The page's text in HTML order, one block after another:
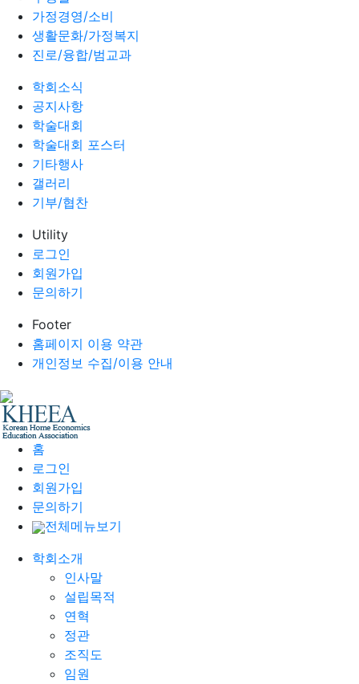
가정경영/소비
생활문화/가정복지
진로/융합/범교과
학회소식
공지사항
학술대회
학술대회 포스터
기타행사
갤러리
기부/협찬
Utility
로그인
회원가입
문의하기
Footer
홈페이지 이용 약관
개인정보 수집/이용 안내
홈
로그인
회원가입
문의하기
전체메뉴보기
학회소개
인사말
설립목적
연혁
정관
조직도
임원